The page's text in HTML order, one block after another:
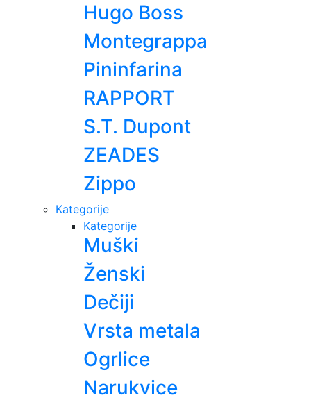
Hugo Boss
Montegrappa
Pininfarina
RAPPORT
S.T. Dupont
ZEADES
Zippo
Kategorije
Kategorije
Muški
Ženski
Dečiji
Vrsta metala
Ogrlice
Narukvice